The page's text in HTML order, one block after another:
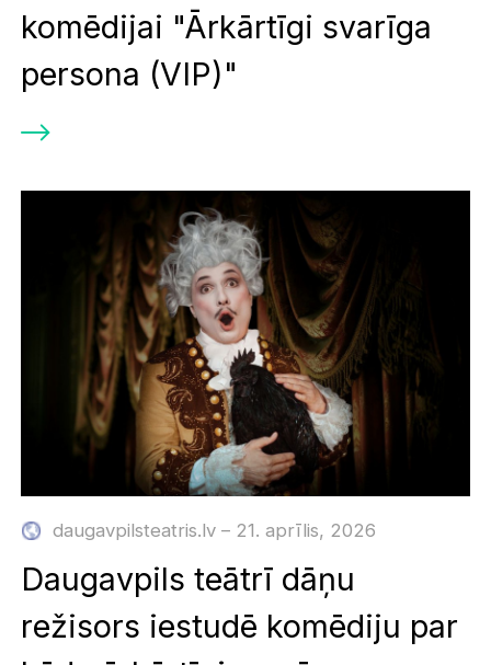
komēdijai "Ārkārtīgi svarīga
persona (VIP)"
daugavpilsteatris.lv – 21. aprīlis, 2026
Daugavpils teātrī dāņu
režisors iestudē komēdiju par